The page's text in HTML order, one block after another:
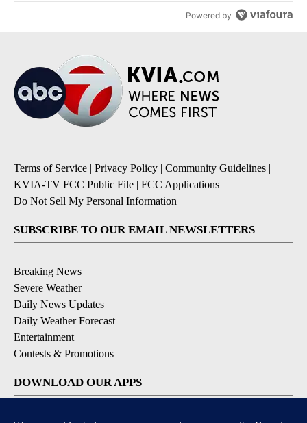
Powered by
Terms of Service | Privacy Policy | Community Guidelines |
KVIA-TV FCC Public File | FCC Applications |
Do Not Sell My Personal Information
SUBSCRIBE TO OUR EMAIL NEWSLETTERS
Breaking News
Severe Weather
Daily News Updates
Daily Weather Forecast
Entertainment
Contests & Promotions
DOWNLOAD OUR APPS